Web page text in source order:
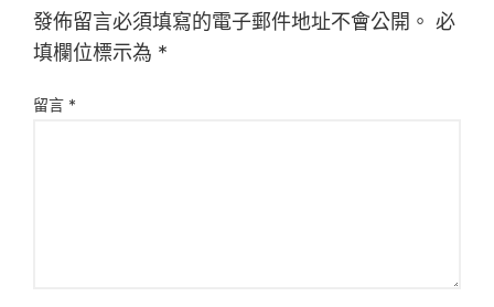
發佈留言必須填寫的電子郵件地址不會公開。 必
填欄位標示為 *
留言 *